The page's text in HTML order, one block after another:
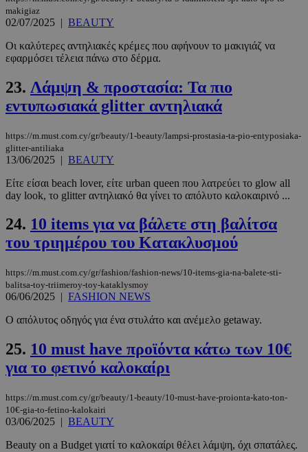
makigiaz
02/07/2025 | BEAUTY
Οι καλύτερες αντηλιακές κρέμες που αφήνουν το μακιγιάζ να
εφαρμόσει τέλεια πάνω στο δέρμα.
23. Λάμψη & προστασία: Τα πιο
εντυπωσιακά glitter αντηλιακά
https://m.must.com.cy/gr/beauty/1-beauty/lampsi-prostasia-ta-pio-entyposiaka-
glitter-antiliaka
13/06/2025 | BEAUTY
Είτε είσαι beach lover, είτε urban queen που λατρεύει το glow all
day look, το glitter αντηλιακό θα γίνει το απόλυτο καλοκαιρινό ...
24. 10 items για να βάλετε στη βαλίτσα
του τριημέρου του Κατακλυσμού
https://m.must.com.cy/gr/fashion/fashion-news/10-items-gia-na-balete-sti-
balitsa-toy-triimeroy-toy-kataklysmoy
06/06/2025 | FASHION NEWS
Ο απόλυτος οδηγός για ένα στυλάτο και ανέμελο getaway.
25. 10 must have προϊόντα κάτω των 10€
για το φετινό καλοκαίρι
https://m.must.com.cy/gr/beauty/1-beauty/10-must-have-proionta-kato-ton-
10€-gia-to-fetino-kalokairi
03/06/2025 | BEAUTY
Beauty on a Budget γιατί το καλοκαίρι θέλει λάμψη, όχι σπατάλες.
CookieScriptConsent
CookieScript
4
_scc_session
.entelia-
adserver.com
PHPSESSID
PHP.net
συνεδρία